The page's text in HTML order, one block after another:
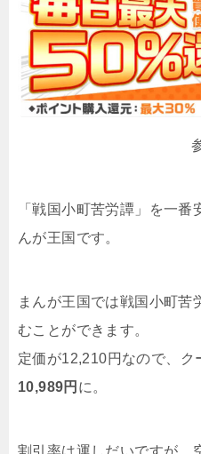
「戦国小町苦労譚」を一番
んが王国です。
まんが王国では戦国小町苦
むことができます。
定価が12,210円なので、ク
10,989円 に。
割引率は運しだいですが、